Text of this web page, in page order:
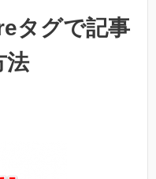
タグで記事
法